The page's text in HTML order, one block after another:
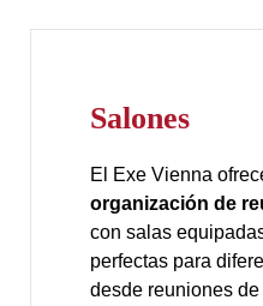
Salones
El Exe Vienna
organización de
con salas
perfectas para
desde reuniones